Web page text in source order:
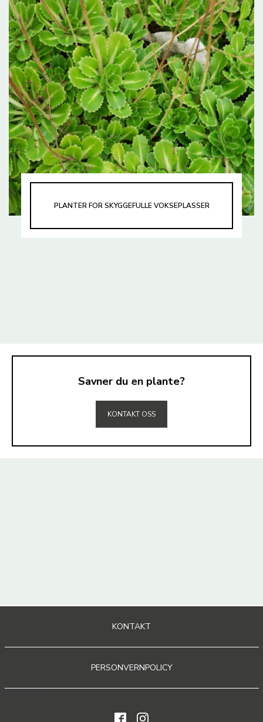
PLANTER FOR SKYGGEFULLE VOKSEPLASSER
Savner du en plante?
KONTAKT OSS
KONTAKT
PERSONVERNPOLICY